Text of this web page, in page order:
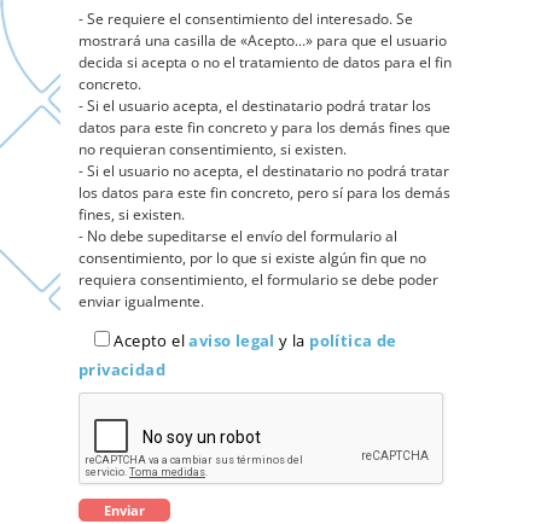
- Se requiere el consentimiento del interesado. Se
mostrará una casilla de «Acepto...» para que el usuario
decida si acepta o no el tratamiento de datos para el fin
concreto.
- Si el usuario acepta, el destinatario podrá tratar los
datos para este fin concreto y para los demás fines que
no requieran consentimiento, si existen.
- Si el usuario no acepta, el destinatario no podrá tratar
los datos para este fin concreto, pero sí para los demás
fines, si existen.
- No debe supeditarse el envío del formulario al
consentimiento, por lo que si existe algún fin que no
requiera consentimiento, el formulario se debe poder
enviar igualmente.
Acepto elaviso legaly la política de
privacidad